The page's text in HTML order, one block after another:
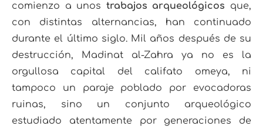
comienzo a unos trabajos arqueológicos que,
con distintas alternancias, han continuado
durante el último siglo. Mil años después de su
destrucción, Madinat al-Zahra ya no es la
orgullosa capital del califato omeya, ni
tampoco un paraje poblado por evocadoras
ruinas, sino un conjunto arqueológico
estudiado atentamente por generaciones de